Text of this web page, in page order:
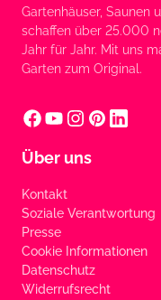
Gartenhäuser, Saunen
schaffen über 25.000
Jahr für Jahr. Mit uns
Garten zum Original.
Über uns
Kontakt
Soziale Verantwortung
Presse
Cookie Informationen
Datenschutz
Widerrufsrecht